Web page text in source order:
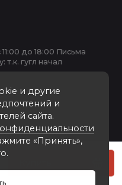
и другие
и
сайта.
«Принять»,
до 18:00 Письма
т.к. гугл начал